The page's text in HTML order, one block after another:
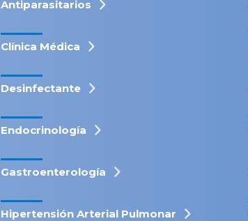
Antiparasitarios
Clínica Médica
Desinfectante
Endocrinología
Gastroenterología
Hipertensión Arterial Pulmonar